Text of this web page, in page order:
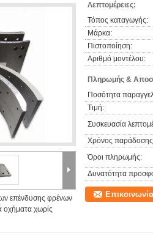
επένδυσης φρένων
οχήματα χωρίς
Λεπτομέρειες:
Τόπος καταγωγής:
Μάρκα:
Πιστοποίηση:
Αριθμό μοντέλου:
Πληρωμής &
Ποσότητα
Τιμή:
Συσκευασία
Χρόνος
Όροι πληρωμής:
Δυνατότητα
Επικοινωνία